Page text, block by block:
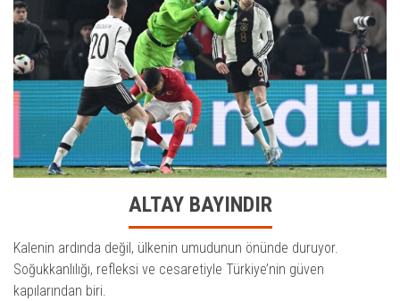
ALTAY BAYINDIR
Kalenin ardında değil, ülkenin umudunun önünde duruyor.
Soğukkanlılığı, refleksi ve cesaretiyle Türkiye’nin güven
kapılarından biri.